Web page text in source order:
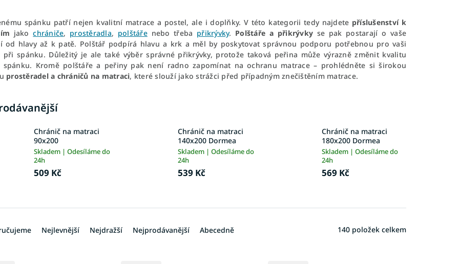
spánku patří nejen kvalitní matrace a postel, ale i doplňky. V této kategorii tedy najdete příslušenství k
jakochrániče, prostěradla, polštářenebo třeba přikrývky. Polštáře a přikrývky se pak postarají o vaše
od hlavy až k patě. Polštář podpírá hlavu a krk a měl by poskytovat správnou podporu potřebnou pro vaši
při spánku. Důležitý je ale také výběr správné přikrývky, protože taková peřina může výrazně změnit kvalitu
spánku. Kromě polštáře a peřiny pak není radno zapomínat na ochranu matrace – prohlédněte si širokou
prostěradel a chráničů na matraci, které slouží jako strážci před případným znečištěním matrace.
Chránič na matraci
90x200
Skladem | Odesíláme do
24h
509 Kč
Chránič na matraci
140x200 Dormea
Skladem | Odesíláme do
24h
539 Kč
Chránič na matraci
180x200 Dormea
Skladem | Odesíláme do
24h
569 Kč
Nejlevnější Nejdražší Nejprodávanější Abecedně 140 položek celkem